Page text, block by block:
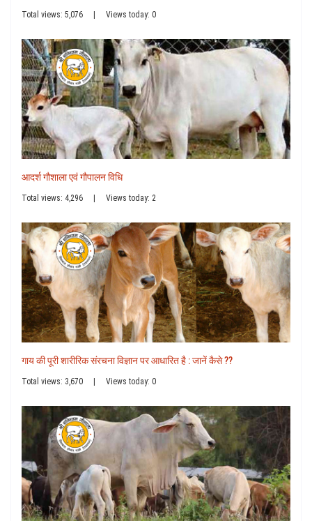
Total views: 5,076 | Views today: 0
आदर्श गौशाला एवं गौपालन विधि
Total views: 4,296 Views today: 2
गाय की पूरी शारीरिक संरचना विज्ञान पर आधारित है : जानें कैसे ??
Total views: 3,670 Views today: 0